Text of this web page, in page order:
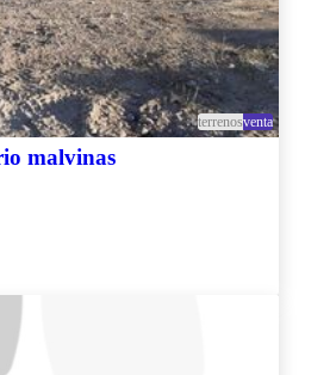
terrenosventa
malvinas